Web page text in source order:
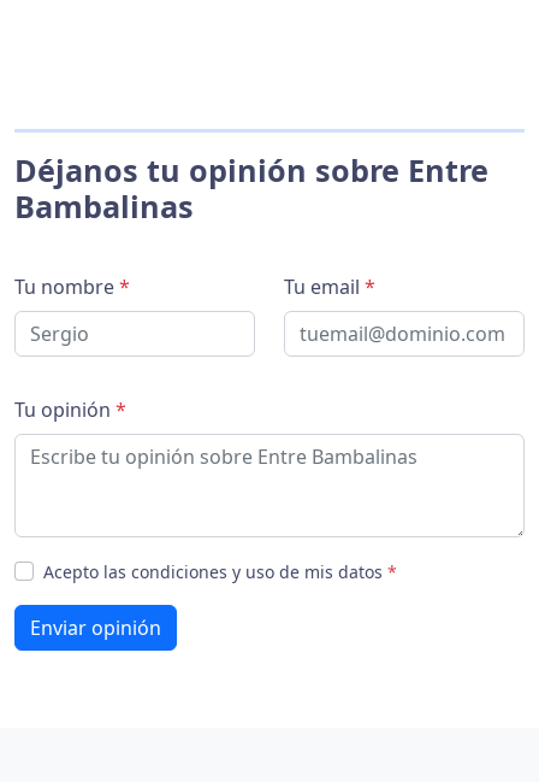
Déjanos tu opinión sobre Entre
Bambalinas
Tu nombre* Tu email *
Tu opinión *
Acepto las condiciones y uso de mis datos *
Enviar opinión